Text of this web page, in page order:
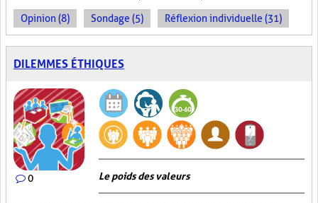
Opinion (8) Sondage (5) Réflexion individuelle (31)
DILEMMES ÉTHIQUES
0 Le poids des valeurs